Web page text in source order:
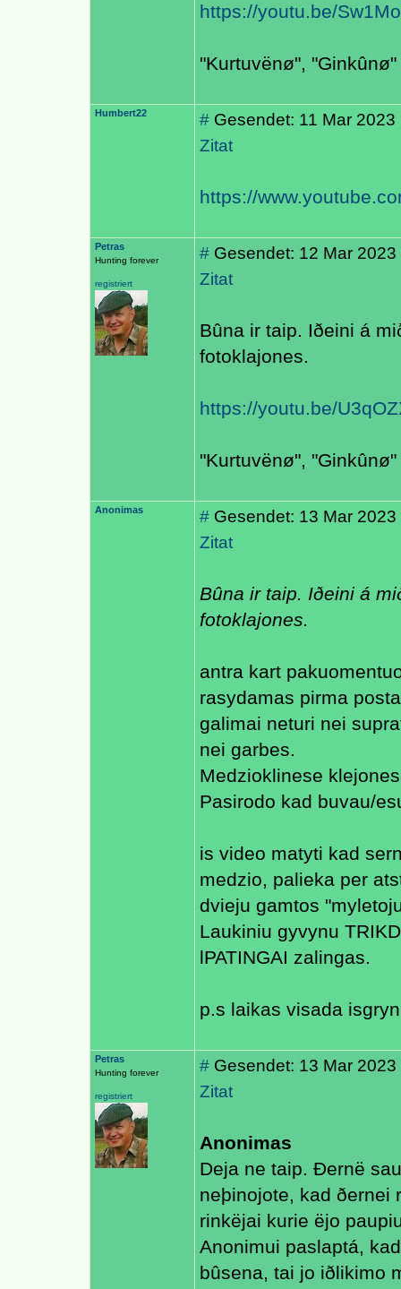
https://youtu.be/
"Kurtuvënø",
Humbert22 # Gesendet: 11 Mar 2023
Zitat
https://
Petras
Hunting forever
registriert
# Gesendet: 12 Mar 2023
Zitat
Bûna ir taip. Iðeini á
fotoklajones.
https://youtu.be/
"Kurtuvënø",
Anonimas # Gesendet: 13 Mar 2023
Zitat
Bûna ir taip. Iðeini á
fotoklajones.
antra kart
rasydamas pirma
galimai neturi nei
nei garbes.
Medzioklinese
Pasirodo kad buvau/
is video matyti kad
medzio, palieka per
dvieju gamtos
Laukiniu gyvynu
lPATINGAI zalingas.
p.s laikas visada
Petras
Hunting forever
registriert
# Gesendet: 13 Mar
Zitat
Anonimas
Deja ne taip. Ðernë
neþinojote, kad ðernei
rinkëjai kurie ëjo
Anonimui paslaptá,
bûsena, tai jo iðlikimo